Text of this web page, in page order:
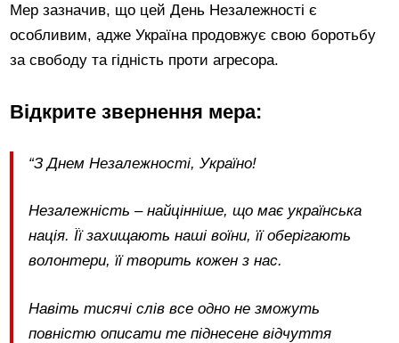
Мер зазначив, що цей День Незалежності є
особливим, адже Україна продовжує свою боротьбу
за свободу та гідність проти агресора.
Відкрите звернення мера:
“З Днем Незалежності, Україно!
Незалежність – найцінніше, що має українська
нація. Її захищають наші воїни, її оберігають
волонтери, її творить кожен з нас.
Навіть тисячі слів все одно не зможуть
повністю описати те піднесене відчуття